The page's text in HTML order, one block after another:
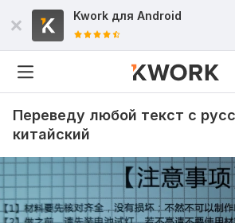
Kwork для Android
Переведу любой текст с
китайский